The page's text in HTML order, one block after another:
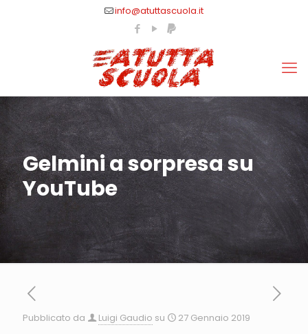
info@atuttascuola.it
Gelmini a sorpresa su
YouTube
Pubblicato da Luigi Gaudio su 27 Gennaio 2019